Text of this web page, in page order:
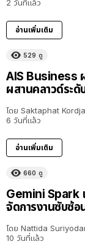
2 วันที่แล้ว
อ่านเพิ่มเติม
529 ดู
AIS Business
ผสานคลาวด์ระดั
โดย Saktaphat
6 วันที่แล้ว
อ่านเพิ่มเติม
660 ดู
Gemini Spark
จัดการงานซับซ้
โดย Nattida
10 วันที่แล้ว